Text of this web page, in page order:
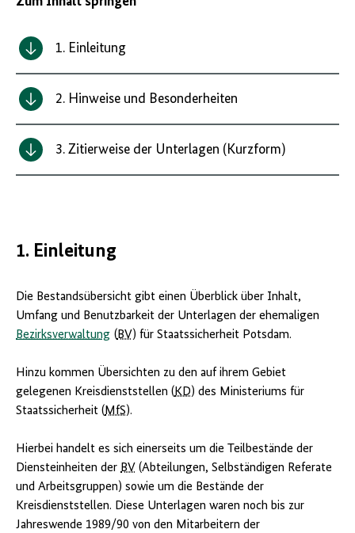
1. Einleitung
2. Hinweise und Besonderheiten
3. Zitierweise der Unterlagen (Kurzform)
1. Einleitung
Die Bestandsübersicht gibt einen Überblick über Inhalt,
Umfang und Benutzbarkeit der Unterlagen der ehemaligen
Bezirksverwaltung ( BV) für Staatssicherheit Potsdam.
Hinzu kommen Übersichten zu den auf ihrem Gebiet
gelegenen Kreisdienststellen ( KD) des Ministeriums für
Staatssicherheit ( MfS).
Hierbei handelt es sich einerseits um die Teilbestände der
Diensteinheiten der BV (Abteilungen, Selbständigen Referate
und Arbeitsgruppen) sowie um die Bestände der
Kreisdienststellen. Diese Unterlagen waren noch bis zur
Jahreswende 1989/90 von den Mitarbeitern der